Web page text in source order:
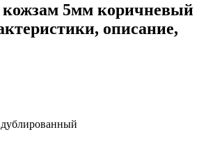
5мм коричневый
описание,